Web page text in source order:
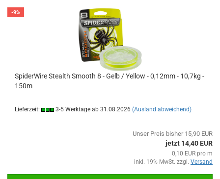
-9%
SpiderWire Stealth Smooth 8 - Gelb / Yellow - 0,12mm - 10,7kg -
150m
Lieferzeit: 3-5 Werktage ab 31.08.2026 (Ausland abweichend)
Unser Preis bisher 15,90 EUR
jetzt 14,40 EUR
0,10 EUR pro m
inkl. 19% MwSt. zzgl. Versand